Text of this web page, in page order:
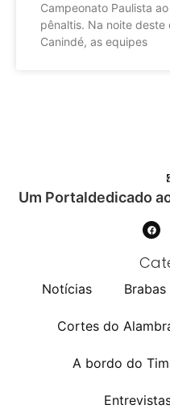
Campeonato Paulista
pênaltis. Na noite deste
Canindé, as equipes
Um Portaldedicado
Notícias Brabas
Cortes do
A bordo do